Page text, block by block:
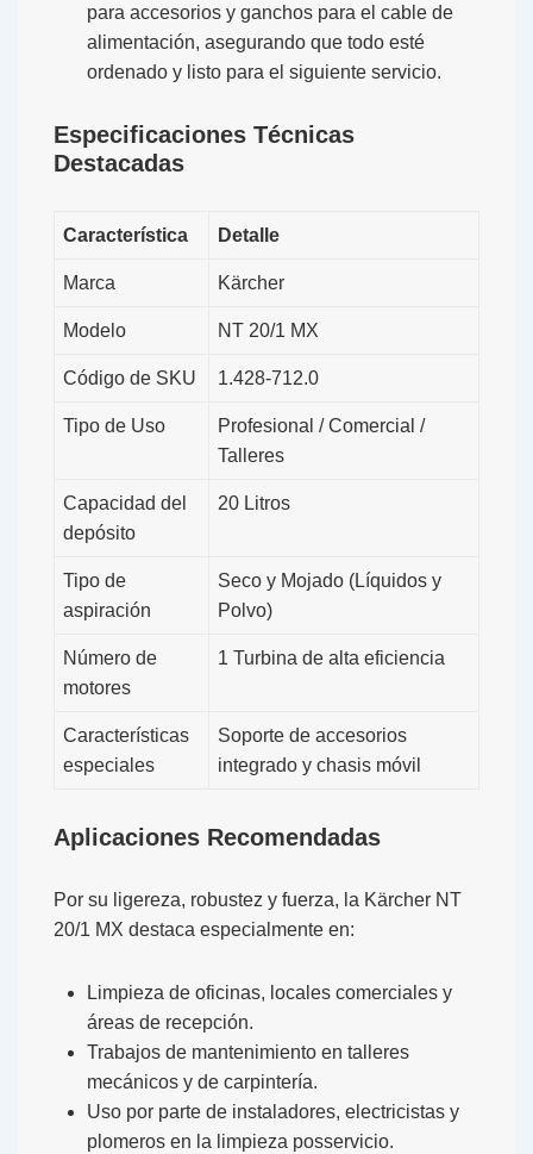
para accesorios y ganchos para el cable de
alimentación, asegurando que todo esté
ordenado y listo para el siguiente servicio.
Especificaciones Técnicas
Destacadas
Característica Detalle
Marca Kärcher
Modelo NT 20/1 MX
Código de SKU 1.428-712.0
Tipo de Uso
Profesional / Comercial /
Talleres
Capacidad del
depósito
20 Litros
Tipo de
aspiración
Seco y Mojado (Líquidos y
Polvo)
Número de
motores
1 Turbina de alta eficiencia
Características
especiales
Soporte de accesorios
integrado y chasis móvil
Aplicaciones Recomendadas
Por su ligereza, robustez y fuerza, la Kärcher NT
20/1 MX destaca especialmente en:
Limpieza de oficinas, locales comerciales y
áreas de recepción.
Trabajos de mantenimiento en talleres
mecánicos y de carpintería.
Uso por parte de instaladores, electricistas y
plomeros en la limpieza posservicio.